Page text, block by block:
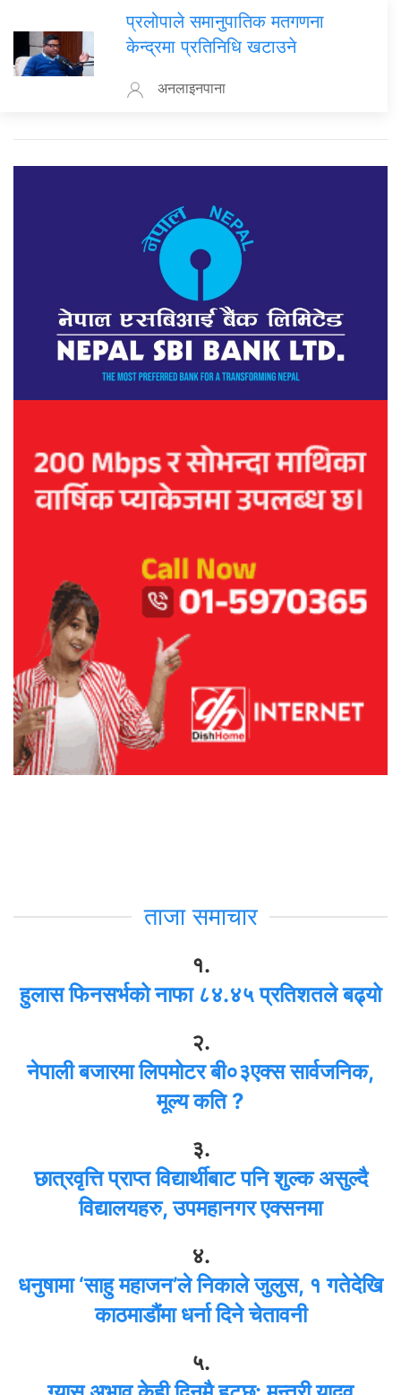
प्रलोपाले समानुपातिक मतगणना
केन्द्रमा प्रतिनिधि खटाउने
अनलाइनपाना
ताजा समाचार
१.
हुलास फिनसर्भको नाफा ८४.४५ प्रतिशतले बढ्यो
२.
नेपाली बजारमा लिपमोटर बी०३एक्स सार्वजनिक,
मूल्य कति ?
३.
छात्रवृत्ति प्राप्त विद्यार्थीबाट पनि शुल्क असुल्दै
विद्यालयहरु, उपमहानगर एक्सनमा
४.
धनुषामा ‘साहु महाजन’ले निकाले जुलुस, १ गतेदेखि
काठमाडौंमा धर्ना दिने चेतावनी
५.